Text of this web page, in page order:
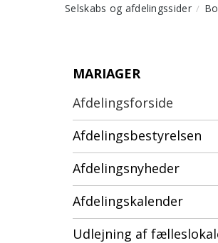
Selskabs og afdelingssider
MARIAGER
Afdelingsforside
Afdelingsbestyrelsen
Afdelingsnyheder
Afdelingskalender
Udlejning af